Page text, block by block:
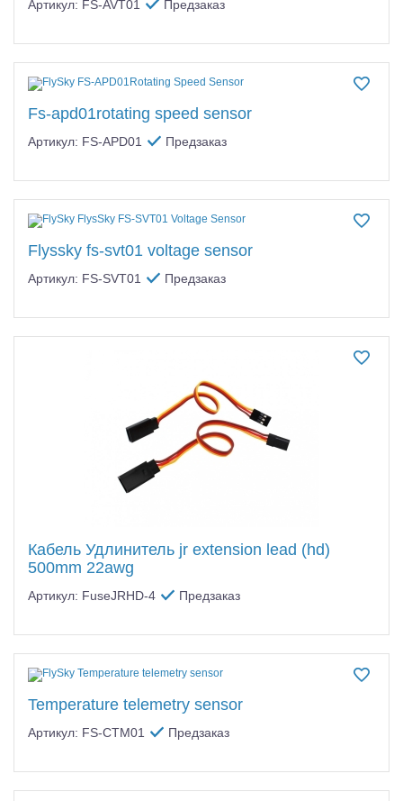
Артикул: FS-AVT01 Предзаказ
Fs-apd01rotating speed sensor
Артикул: FS-APD01 Предзаказ
Flyssky fs-svt01 voltage sensor
Артикул: FS-SVT01 Предзаказ
Кабель Удлинитель jr extension lead (hd)
500mm 22awg
Артикул: FuseJRHD-4 Предзаказ
Temperature telemetry sensor
Артикул: FS-CTM01 Предзаказ